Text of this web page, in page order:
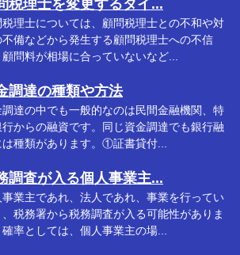
税理士を変更するタイ...
税理士については、顧問税理士との不和や対
不備などから発生する顧問税理士への不信
問料が相場に合っていないなど...
調達の種類や方法
調達の中でも一般的なのは民間金融機関、特
行からの融資です。同じ資金調達でも銀行融
は種類があります。①証書貸付...
調査が入る個人事業主...
事業主であれ、法人であれ、事業を行ってい
、税務署から税務調査が入る可能性がありま
率としては、個人事業主の場...